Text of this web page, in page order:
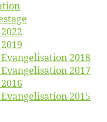
2018
2017
2015